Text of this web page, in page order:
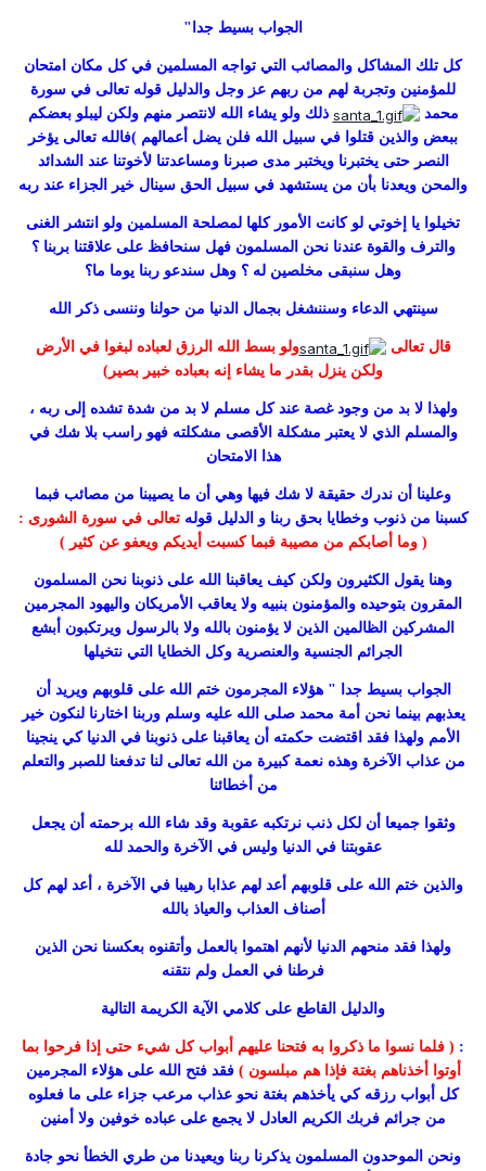
الجواب بسيط جدا"
كل تلك المشاكل والمصائب التي تواجه المسلمين في كل مكان امتحان
للمؤمنين وتجربة لهم من ربهم عز وجل والدليل قوله تعالى في سورة
محمد
ذلك ولو يشاء الله لانتصر منهم ولكن ليبلو بعضكم
ببعض والذين قتلوا في سبيل الله فلن يضل أعمالهم )فالله تعالى يؤخر
النصر حتى يختبرنا ويختبر مدى صبرنا ومساعدتنا لأخوتنا عند الشدائد
والمحن ويعدنا بأن من يستشهد في سبيل الحق سينال خير الجزاء عند ربه
تخيلوا يا إخوتي لو كانت الأمور كلها لمصلحة المسلمين ولو انتشر الغنى
والترف والقوة عندنا نحن المسلمون فهل سنحافظ على علاقتنا بربنا ؟
وهل سنبقى مخلصين له ؟ وهل سندعو ربنا يوما ما؟
سينتهي الدعاء وسننشغل بجمال الدنيا من حولنا وننسى ذكر الله
قال تعالى
ولو بسط الله الرزق لعباده لبغوا في الأرض
ولكن ينزل بقدر ما يشاء إنه بعباده خبير بصير)
ولهذا لا بد من وجود غصة عند كل مسلم لا بد من شدة تشده إلى ربه ،
والمسلم الذي لا يعتبر مشكلة الأقصى مشكلته فهو راسب بلا شك في
هذا الامتحان
وعلينا أن ندرك حقيقة لا شك فيها وهي أن ما يصيبنا من مصائب فبما
كسبنا من ذنوب وخطايا بحق ربنا و الدليل قوله تعالى في سورة الشورى :
( وما أصابكم من مصيبة فبما كسبت أيديكم ويعفو عن كثير )
وهنا يقول الكثيرون ولكن كيف يعاقبنا الله على ذنوبنا نحن المسلمون
المقرون بتوحيده والمؤمنون بنبيه ولا يعاقب الأمريكان واليهود المجرمين
المشركين الظالمين الذين لا يؤمنون بالله ولا بالرسول ويرتكبون أبشع
الجرائم الجنسية والعنصرية وكل الخطايا التي نتخيلها
الجواب بسيط جدا " هؤلاء المجرمون ختم الله على قلوبهم ويريد أن
يعذبهم بينما نحن أمة محمد صلى الله عليه وسلم وربنا اختارنا لنكون خير
الأمم ولهذا فقد اقتضت حكمته أن يعاقبنا على ذنوبنا في الدنيا كي ينجينا
من عذاب الآخرة وهذه نعمة كبيرة من الله تعالى لنا تدفعنا للصبر والتعلم
من أخطائنا
وثقوا جميعا أن لكل ذنب نرتكبه عقوبة وقد شاء الله برحمته أن يجعل
عقوبتنا في الدنيا وليس في الآخرة والحمد لله
والذين ختم الله على قلوبهم أعد لهم عذابا رهيبا في الآخرة ، أعد لهم كل
أصناف العذاب والعياذ بالله
ولهذا فقد منحهم الدنيا لأنهم اهتموا بالعمل وأتقنوه بعكسنا نحن الذين
فرطنا في العمل ولم نتقنه
والدليل القاطع على كلامي الآية الكريمة التالية
: ( فلما نسوا ما ذكروا به فتحنا عليهم أبواب كل شيء حتى إذا فرحوا بما
أوتوا أخذناهم بغتة فإذا هم مبلسون )فقد فتح الله على هؤلاء المجرمين
كل أبواب رزقه كي يأخذهم بغتة نحو عذاب مرعب جزاء على ما فعلوه
من جرائم فربك الكريم العادل لا يجمع على عباده خوفين ولا أمنين
ونحن الموحدون المسلمون يذكرنا ربنا ويعيدنا من طري الخطأ نحو جادة